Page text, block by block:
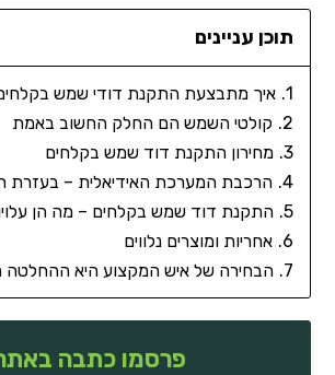
תוכן עניינים
איך מתבצעת התקנת דודי שמש
קולטי השמש הם החלק החשוב באמת
מחירון התקנת דוד שמש בקלחים
הרכבת המערכת האידיאלית – בעזרת
התקנת דוד שמש בקלחים – מה הן
אחריות ומוצרים נלווים
הבחירה של איש המקצוע היא ההחלטה
פרסמו כתבה